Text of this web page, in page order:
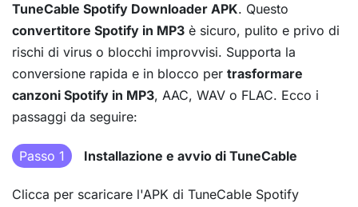
TuneCable Spotify Downloader APK. Questo
convertitore Spotify in MP3 è sicuro, pulito e privo di
rischi di virus o blocchi improvvisi. Supporta la
conversione rapida e in blocco per trasformare
canzoni Spotify in MP3, AAC, WAV o FLAC. Ecco i
passaggi da seguire:
Passo 1 Installazione e avvio di TuneCable
Clicca per scaricare l'APK di TuneCable Spotify